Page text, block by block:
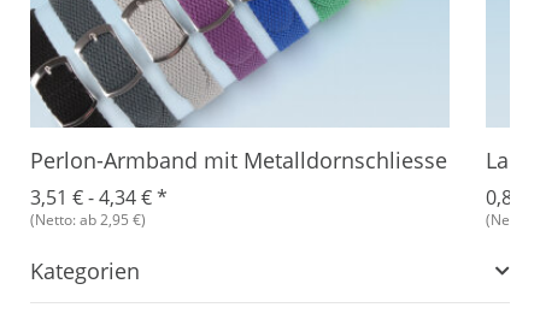
Perlon-Armband mit Metalldornschliesse
3,51 € -4,34 €*
(Netto: ab 2,95 €)
0,89
(Netto:
Kategorien